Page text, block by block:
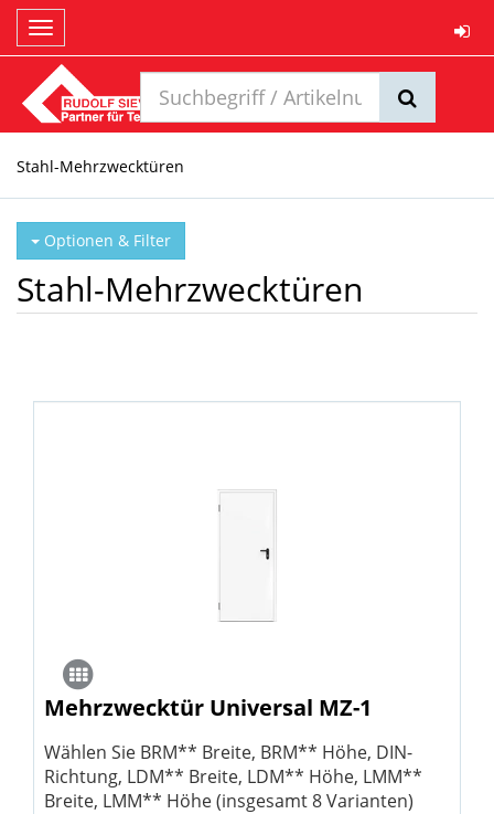
Toggle
navigation
Stahl-Mehrzwecktüren
Optionen & Filter
Stahl-Mehrzwecktüren
Mehrzwecktür Universal MZ-1
Wählen Sie BRM** Breite, BRM** Höhe, DIN-
Richtung, LDM** Breite, LDM** Höhe, LMM**
Breite, LMM** Höhe (insgesamt 8 Varianten)